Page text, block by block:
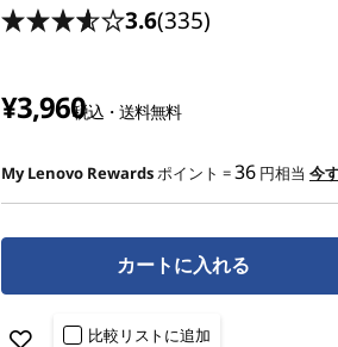
3.6(335)
¥3,960税込・送料無料
My Lenovo Rewardsポイント =36 円相当 今
カートに入れる
比較リストに追加